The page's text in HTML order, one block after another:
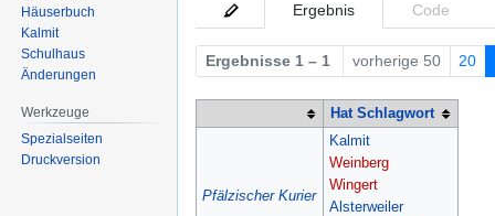
Navigation
springen
Suche
springen
Ergebnis Code
Ergebnisse 1 – 1 vorherige 50 20
Hat Schlagwort
Pfälzischer Kurier
Kalmit
Weinberg
Wingert
Alsterweiler
Häuserbuch
Kalmit
Schulhaus
Änderungen
Werkzeuge
Spezialseiten
Druckversion